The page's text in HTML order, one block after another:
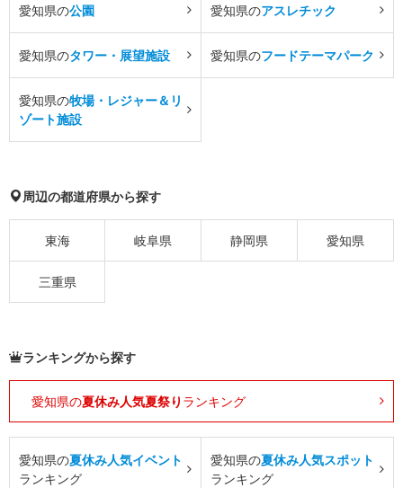
愛知県の公園 愛知県のアスレチック
愛知県のタワー・展望施設 愛知県のフードテーマパーク
愛知県の牧場・レジャー＆リ
ゾート施設
周辺の都道府県から探す
東海 岐阜県 静岡県 愛知県
三重県
ランキングから探す
愛知県の夏休み人気夏祭り ランキング
愛知県の夏休み人気イベント
ランキング
愛知県の夏休み人気スポット
ランキング